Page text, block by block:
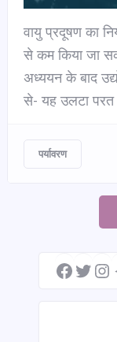
वायु प्रदूषण का
से कम किया जा
अध्ययन के बाद
से- यह उलटा
पर्यावरण